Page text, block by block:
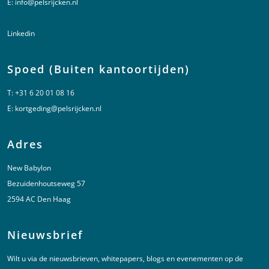
E: info@pelsrijcken.nl
Linkedin
Spoed (Buiten kantoortijden)
T:+31 6 20 01 08 16
E: kortgeding@pelsrijcken.nl
Adres
New Babylon
Bezuidenhoutseweg 57
2594 AC Den Haag
Nieuwsbrief
Wilt u via de nieuwsbrieven, whitepapers, blogs en evenementen op de